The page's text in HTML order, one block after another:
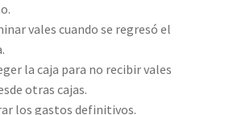
vales cuando se regresó el
la caja para no recibir vales
otras cajas.
los gastos definitivos.